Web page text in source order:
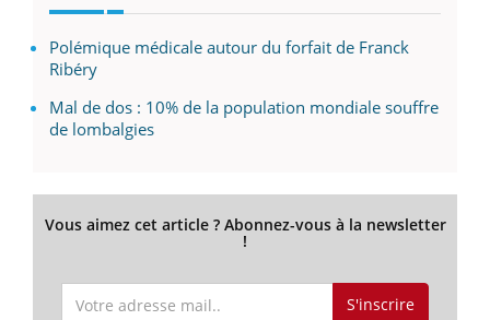
Polémique médicale autour du forfait de Franck
Ribéry
Mal de dos : 10% de la population mondiale souffre
de lombalgies
Vous aimez cet article ? Abonnez-vous à la newsletter
!
S'inscrire